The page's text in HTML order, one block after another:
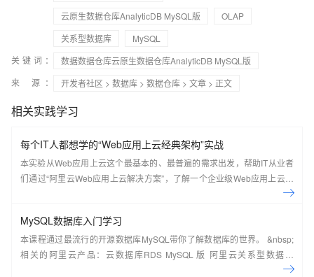
云原生数据仓库AnalyticDB MySQL版
OLAP
关系型数据库
MySQL
关键词：
数据数据仓库云原生数据仓库AnalyticDB MySQL版
来 源：
开发者社区 > 数据库 > 数据仓库 > 文章 > 正文
相关实践学习
每个IT人都想学的“Web应用上云经典架构”实战
本实验从Web应用上云这个最基本的、最普遍的需求出发，帮助IT从业者
们通过“阿里云Web应用上云解决方案”，了解一个企业级Web应用上云的
MySQL数据库入门学习
本课程通过最流行的开源数据库MySQL带你了解数据库的世界。 &nbsp;
相关的阿里云产品：云数据库RDS MySQL 版 阿里云关系型数据库
RDS（Relational Database Service）是一种稳定可靠、可弹性伸缩的在